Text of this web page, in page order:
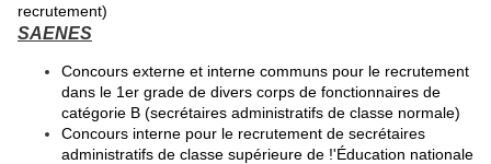
recrutement)
SAENES
Concours externe et interne communs pour le recrutement
dans le 1er grade de divers corps de fonctionnaires de
catégorie B (secrétaires administratifs de classe normale)
Concours interne pour le recrutement de secrétaires
administratifs de classe supérieure de !'Éducation nationale